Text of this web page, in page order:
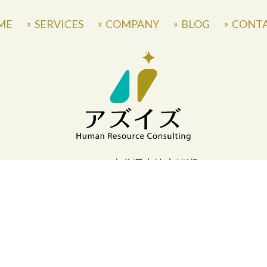
SERVICES COMPANY BLOG
〒871-0007 大分県中津市蛎瀬770